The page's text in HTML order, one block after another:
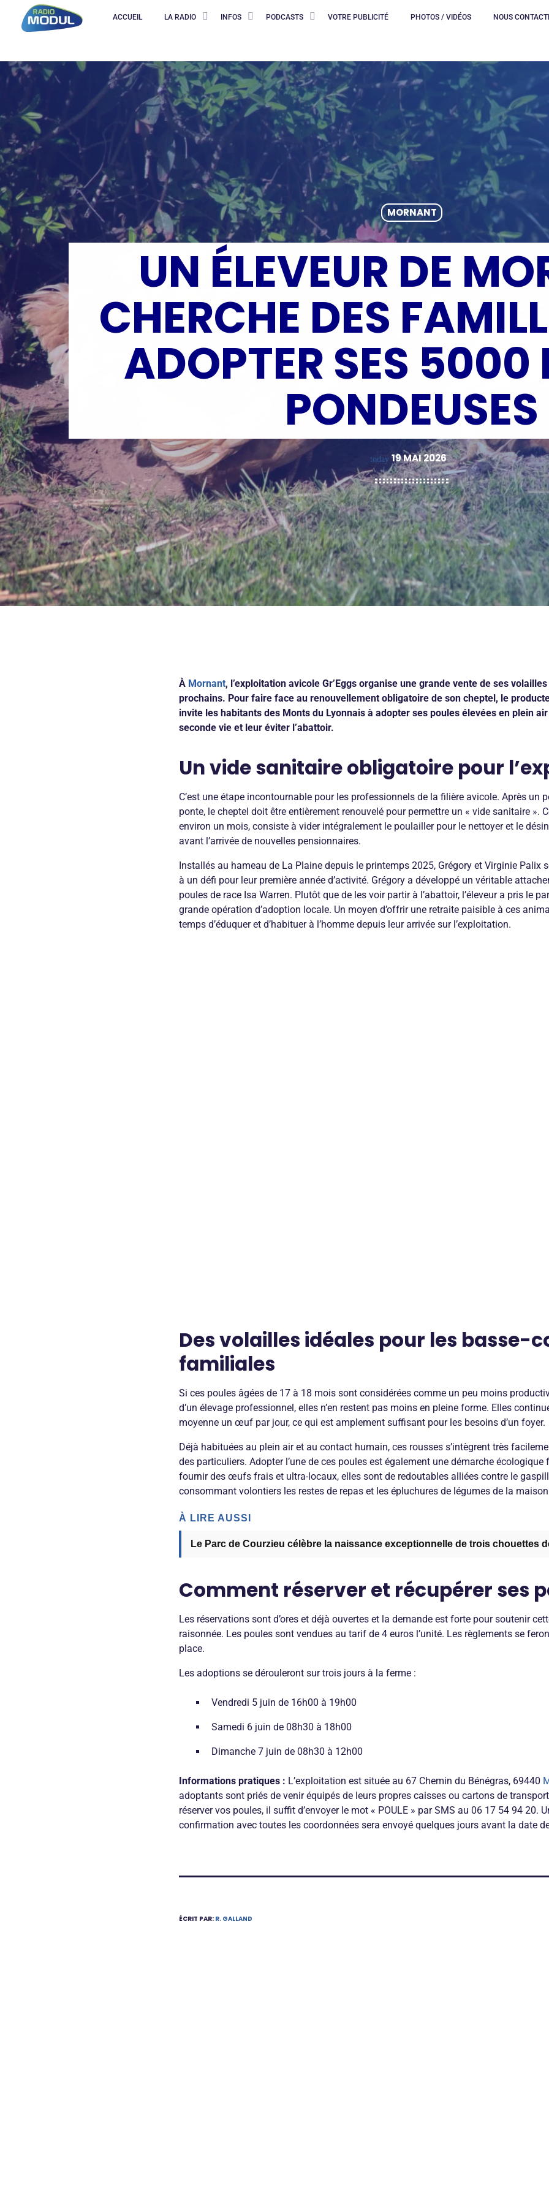
ACCUEIL LA RADIO INFOS PODCASTS VOTRE PUBLICITÉ PHOTOS / VIDÉOS NOUS
MORNANT
UN ÉLEVEUR DE
CHERCHE DES
ADOPTER SES 5000
PONDEUSES
today 19 MAI 2026
À Mornant, l’exploitation avicole Gr’Eggs organise une grande vente de ses
prochains. Pour faire face au renouvellement obligatoire de son cheptel, le
invite les habitants des Monts du Lyonnais à adopter ses poules élevées en plein
seconde vie et leur éviter l’abattoir.
Un vide sanitaire obligatoire pour
C’est une étape incontournable pour les professionnels de la filière avicole. Après un
ponte, le cheptel doit être entièrement renouvelé pour permettre un « vide sanitaire ».
environ un mois, consiste à vider intégralement le poulailler pour le nettoyer et le
avant l’arrivée de nouvelles pensionnaires.
Installés au hameau de La Plaine depuis le printemps 2025, Grégory et Virginie Palix
à un défi pour leur première année d’activité. Grégory a développé un véritable
poules de race Isa Warren. Plutôt que de les voir partir à l’abattoir, l’éleveur a pris le
grande opération d’adoption locale. Un moyen d’offrir une retraite paisible à ces
temps d’éduquer et d’habituer à l’homme depuis leur arrivée sur l’exploitation.
Des volailles idéales pour les basse-
familiales
Si ces poules âgées de 17 à 18 mois sont considérées comme un peu moins
d’un élevage professionnel, elles n’en restent pas moins en pleine forme. Elles
moyenne un œuf par jour, ce qui est amplement suffisant pour les besoins d’un foyer.
Déjà habituées au plein air et au contact humain, ces rousses s’intègrent très
des particuliers. Adopter l’une de ces poules est également une démarche écologique
fournir des œufs frais et ultra-locaux, elles sont de redoutables alliées contre le
consommant volontiers les restes de repas et les épluchures de légumes de la
À LIRE AUSSI
Le Parc de Courzieu célèbre la naissance exceptionnelle de trois chouettes
Comment réserver et récupérer ses
Les réservations sont d’ores et déjà ouvertes et la demande est forte pour soutenir
raisonnée. Les poules sont vendues au tarif de 4 euros l’unité. Les règlements se
place.
Les adoptions se dérouleront sur trois jours à la ferme :
Vendredi 5 juin de 16h00 à 19h00
Samedi 6 juin de 08h30 à 18h00
Dimanche 7 juin de 08h30 à 12h00
Informations pratiques : L’exploitation est située au 67 Chemin du Bénégras, 69440
adoptants sont priés de venir équipés de leurs propres caisses ou cartons de
réserver vos poules, il suffit d’envoyer le mot « POULE » par SMS au 06 17 54 94 20.
confirmation avec toutes les coordonnées sera envoyé quelques jours avant la date
ÉCRIT PAR: R. GALLAND